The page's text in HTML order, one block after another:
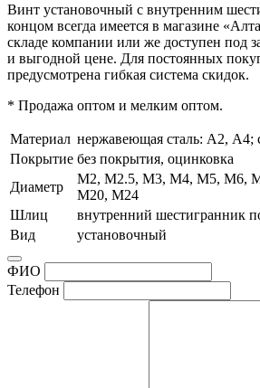
Винт установочный с внутренним
концом всегда имеется в магазине
складе компании или же доступен под
и выгодной цене. Для постоянных
предусмотрена гибкая система скидок.
* Продажа оптом и мелким оптом.
Материал нержавеющая сталь: А2, А4;
Покрытие без покрытия, оцинковка
Диаметр
М2, М2.5, М3, М4, М5, М6,
М20, М24
Шлиц
внутренний шестигранник
Вид
установочный
ФИО
Телефон